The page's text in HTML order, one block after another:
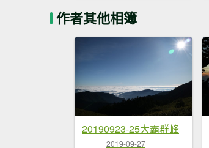
作者其他相簿
20190923-25大霸群峰
2019-09-27